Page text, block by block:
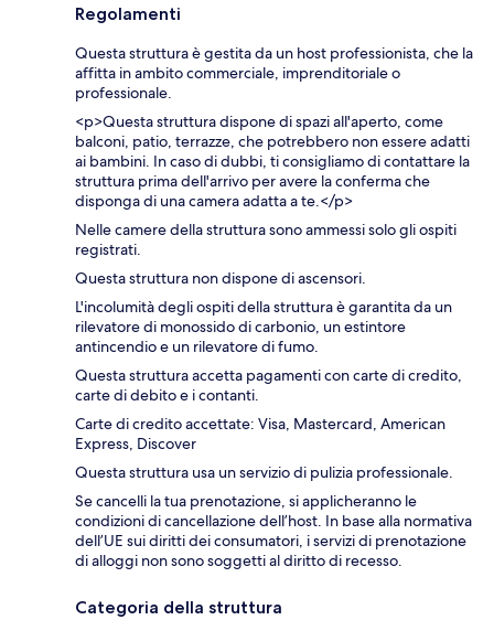
Regolamenti
Questa struttura è gestita da un host professionista, che la
affitta in ambito commerciale, imprenditoriale o
professionale.
<p>Questa struttura dispone di spazi all'aperto, come
balconi, patio, terrazze, che potrebbero non essere adatti
ai bambini. In caso di dubbi, ti consigliamo di contattare la
struttura prima dell'arrivo per avere la conferma che
disponga di una camera adatta a te.</p>
Nelle camere della struttura sono ammessi solo gli ospiti
registrati.
Questa struttura non dispone di ascensori.
L'incolumità degli ospiti della struttura è garantita da un
rilevatore di monossido di carbonio, un estintore
antincendio e un rilevatore di fumo.
Questa struttura accetta pagamenti con carte di credito,
carte di debito e i contanti.
Carte di credito accettate: Visa, Mastercard, American
Express, Discover
Questa struttura usa un servizio di pulizia professionale.
Se cancelli la tua prenotazione, si applicheranno le
condizioni di cancellazione dell’host. In base alla normativa
dell’UE sui diritti dei consumatori, i servizi di prenotazione
di alloggi non sono soggetti al diritto di recesso.
Categoria della struttura